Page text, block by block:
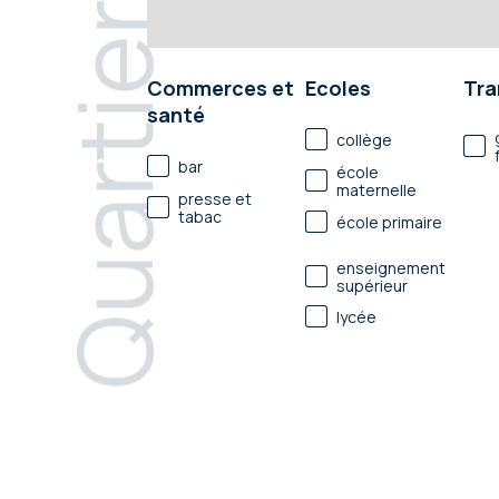
QuartierCommerces et
santé
bar
presse et
tabac
Ecoles
collège
école
maternelle
école primaire
enseignement
supérieur
lycée